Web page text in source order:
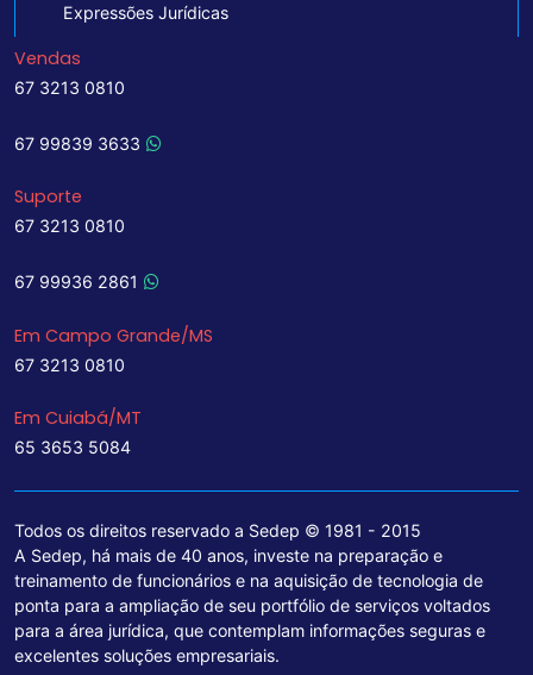
Expressões Jurídicas
Vendas
67 3213 0810
67 99839 3633
Suporte
67 3213 0810
67 99936 2861
Em Campo Grande/MS
67 3213 0810
Em Cuiabá/MT
65 3653 5084
Todos os direitos reservado a Sedep © 1981 - 2015
A Sedep, há mais de 40 anos, investe na preparação e
treinamento de funcionários e na aquisição de tecnologia de
ponta para a ampliação de seu portfólio de serviços voltados
para a área jurídica, que contemplam informações seguras e
excelentes soluções empresariais.